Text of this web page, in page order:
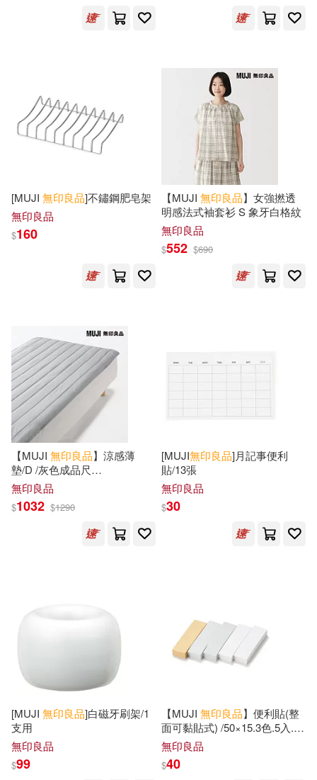
（日）中村新(1)
（日）小川聖子(1)
（日）本多沙織(1)
（日）株式會社無限知識(1)
（日）梶谷陽子(1)
（日）良品計畫(1)
（日）須原浩子(1)
大和書房(1) 大樂文化(1)
山東人民出版社(1)
平安文化(1)
朵琳出版整合行銷公司(1)
灕江出版社(1)
良品文化(1)
華中科技大學出版社(1)
重慶大學出版社(1)
音樂之橋(1) 麥浩斯(1)
現在可購買商品(2138)
作者/演唱/譯/編/繪(8)
範圍
-
[MUJI 無印良品]不鏽鋼肥皂架
無印良品
$160
【MUJI 無印良品】女強撚透
明感法式袖套衫 S 象牙白格紋
無印良品
$552 $690
【MUJI 無印良品】涼感薄
墊/D /灰色成品尺
寸:W140×L200 cm 壓紋縫製加
工
無印良品
$1032 $1290
[MUJI無印良品]月記事便利
貼/13張
無印良品
$30
[MUJI 無印良品]白磁牙刷架/1
支用
無印良品
$99
【MUJI 無印良品】便利貼(整
面可黏貼式) /50×15.3色.5入.各
70張
無印良品
$40